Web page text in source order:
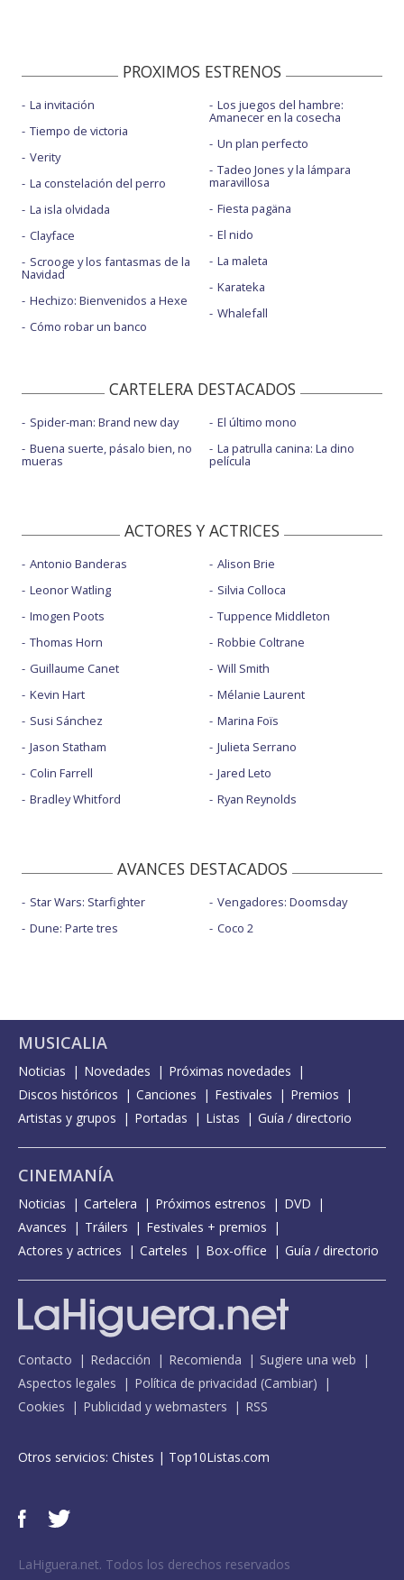
PROXIMOS ESTRENOS
La invitación
Tiempo de victoria
Verity
La constelación del perro
La isla olvidada
Clayface
Scrooge y los fantasmas de la
Navidad
Hechizo: Bienvenidos a Hexe
Cómo robar un banco
Los juegos del hambre:
Amanecer en la cosecha
Un plan perfecto
Tadeo Jones y la lámpara
maravillosa
Fiesta pagäna
El nido
La maleta
Karateka
Whalefall
CARTELERA DESTACADOS
Spider-man: Brand new day
Buena suerte, pásalo bien, no
mueras
El último mono
La patrulla canina: La dino
película
ACTORES Y ACTRICES
Antonio Banderas
Leonor Watling
Imogen Poots
Thomas Horn
Guillaume Canet
Kevin Hart
Susi Sánchez
Jason Statham
Colin Farrell
Bradley Whitford
Alison Brie
Silvia Colloca
Tuppence Middleton
Robbie Coltrane
Will Smith
Mélanie Laurent
Marina Foïs
Julieta Serrano
Jared Leto
Ryan Reynolds
AVANCES DESTACADOS
Star Wars: Starfighter
Dune: Parte tres
Vengadores: Doomsday
Coco 2
MUSICALIA
Noticias Novedades
Próximas novedades
Discos históricos
Canciones Festivales
Premios
Artistas y grupos
Portadas Listas Guía / directorio
CINEMANÍA
Noticias Cartelera Próximos estrenos
DVD
Avances
Tráilers
Festivales + premios
Actores y actrices
Carteles Box-office Guía / directorio
Contacto Redacción Recomienda
Sugiere una web
Aspectos legales
Política de privacidad (Cambiar)
Cookies
Publicidad y webmasters RSS
Otros servicios: Chistes | Top10Listas.com
LaHiguera.net. Todos los derechos reservados